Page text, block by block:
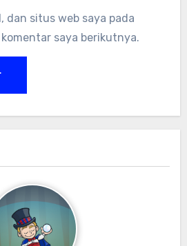
dan situs web saya pada
saya berikutnya.